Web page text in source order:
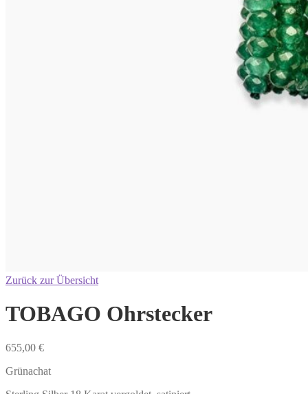
Zurück zur Übersicht
TOBAGO Ohrstecker
655,00 €
Grünachat